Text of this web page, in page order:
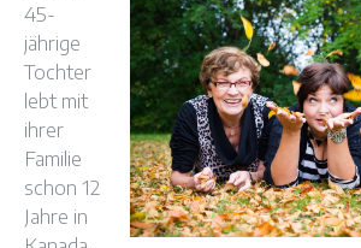
45-
jährige
Tochter
lebt mit
ihrer
Familie
schon 12
Jahre in